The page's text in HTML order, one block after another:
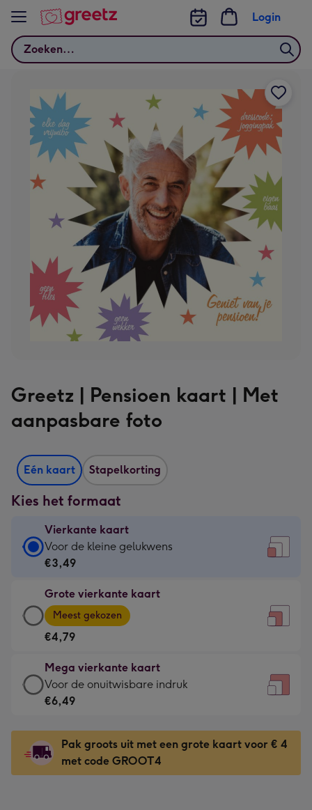
Bekijk meer
Zoeken
Login
Greetz | Pensioen kaart | Met
aanpasbare foto
Eén kaart Stapelkorting
Kies het formaat
Vierkante kaart
Vierkante
kaart
€3,49
-
Voor
kleine
gelukwens
-
130
x
130
mm
Voor de kleine gelukwens
€3,49
Grote vierkante kaart
Grote
vierkante
kaart
-
€4,79
-
Meest
-
Dimensions:
167
Meest gekozen
€4,79
Mega vierkante kaart
Mega
vierkante
-
€6,49
-
Voor de onuitwisbare indruk
€6,49
Pak groots uit met een grote kaart voor € 4
met code GROOT4